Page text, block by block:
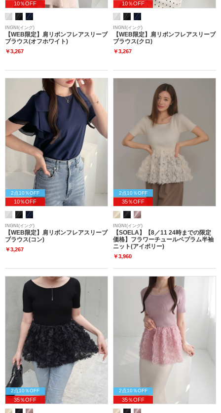
10％OFF
INGNI(イング)
【WEB限定】肩リボンフレアスリーブ
ブラウス(オフホワイト)
￥3,267
10％OFF
INGNI(イング)
【WEB限定】肩リボンフレアスリーブ
ブラウス(クロ)
￥3,267
2点10％OFF
10％OFF
INGNI(イング)
【WEB限定】肩リボンフレアスリーブ
ブラウス(コン)
￥3,267
2点10％OFF
35％OFF
INGNI(イング)
【SOELA】【8／11 24時までの限定
価格】フラワーチュールペプラム半袖
ニット(アイボリー)
￥3,960
2点10％OFF
35％OFF
2点10％OFF
35％OFF